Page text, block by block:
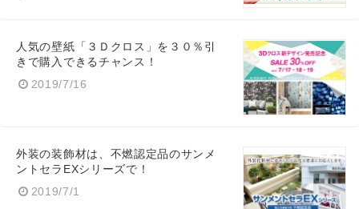
人気の壁紙「３Ｄクロス」を３０％引
きで購入できるチャンス！
2019/7/16
外装の装飾材は、不燃認定品のサンメ
ントセラEXシリーズで！
2019/7/1